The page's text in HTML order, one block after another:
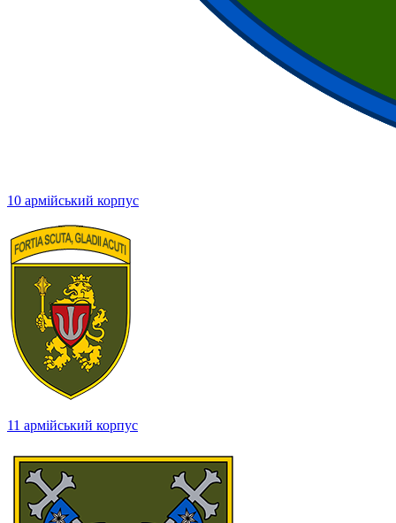
10 армійський корпус
11 армійський корпус